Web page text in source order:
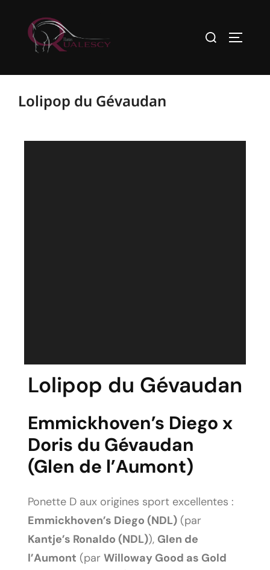
Lolipop du Gévaudan
Lolipop du Gévaudan
Emmickhoven’s Diego x
Doris du Gévaudan
(Glen de l’Aumont)
Ponette D aux origines sport excellentes :
Emmickhoven’s Diego (NDL)(par
Kantje’s Ronaldo (NDL)), Glen de
l’Aumont (par Willoway Good as Gold